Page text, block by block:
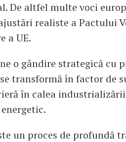
De altfel multe voci
realiste a Pactului
a UE.
o gândire strategică cu
transformă în factor de
în calea
un proces de profundă